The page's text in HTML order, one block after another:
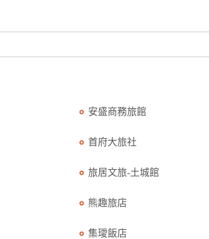
安盛商務旅館
首府大旅社
旅居文旅-土城館
熊趣旅店
集璦飯店